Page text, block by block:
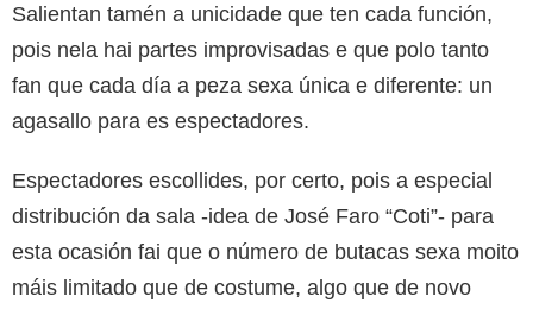
Salientan tamén a unicidade que ten cada función,
pois nela hai partes improvisadas e que polo tanto
fan que cada día a peza sexa única e diferente: un
agasallo para es espectadores.
Espectadores escollides, por certo, pois a especial
distribución da sala -idea de José Faro “Coti”- para
esta ocasión fai que o número de butacas sexa moito
máis limitado que de costume, algo que de novo